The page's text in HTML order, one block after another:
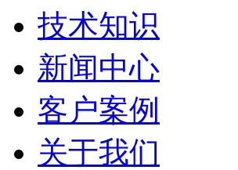
技术知识
新闻中心
客户案例
关于我们